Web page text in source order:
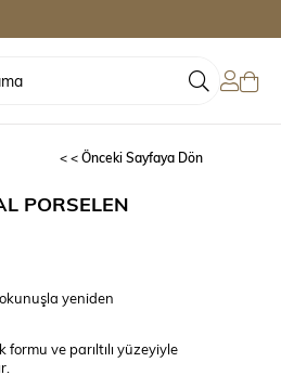
< < Önceki Sayfaya Dön
PORSELEN
yeniden
ve parıltılı yüzeyiyle